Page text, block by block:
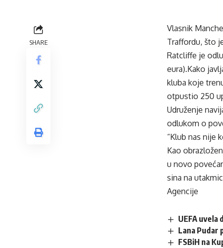
SHARE
Vlasnik
Traffordu, što
Ratcliffe je
eura).Kako
kluba koje
otpustio 250
Udruženje
odlukom o
“Klub nas nije
Kao
u novo
sina na
Agencije
UEFA uvela
Lana Pudar
FSBiH na